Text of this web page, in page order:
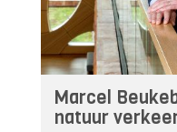
Marcel
natuur